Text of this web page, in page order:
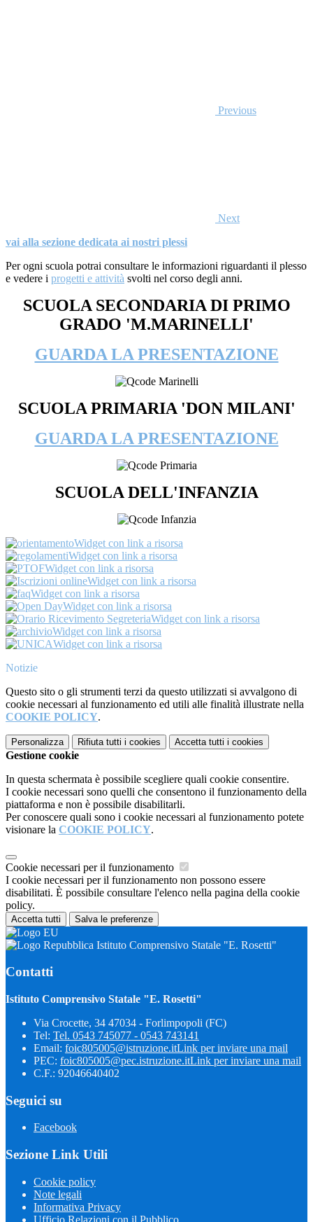
Previous
Next
vai alla sezione dedicata ai nostri plessi
Per ogni scuola potrai consultare le informazioni riguardanti il plesso
e vedere i progetti e attività svolti nel corso degli anni.
SCUOLA SECONDARIA DI PRIMO
GRADO 'M.MARINELLI'
GUARDA LA PRESENTAZIONE
SCUOLA PRIMARIA 'DON MILANI'
GUARDA LA PRESENTAZIONE
SCUOLA DELL'INFANZIA
Widget con link a risorsa
Widget con link a risorsa
Widget con link a risorsa
Widget con link a risorsa
Widget con link a risorsa
Widget con link a risorsa
Widget con link a risorsa
Widget con link a risorsa
Widget con link a risorsa
Notizie
Questo sito o gli strumenti terzi da questo utilizzati si avvalgono di
cookie necessari al funzionamento ed utili alle finalità illustrate nella
COOKIE POLICY.
Personalizza Rifiuta tutti i cookies Accetta tutti i cookies
Gestione cookie
In questa schermata è possibile scegliere quali cookie consentire.
I cookie necessari sono quelli che consentono il funzionamento della
piattaforma e non è possibile disabilitarli.
Per conoscere quali sono i cookie necessari al funzionamento potete
visionare la COOKIE POLICY.
Cookie necessari per il funzionamento
I cookie necessari per il funzionamento non possono essere
disabilitati. È possibile consultare l'elenco nella pagina della cookie
policy.
Accetta tutti Salva le preferenze
Istituto Comprensivo Statale "E. Rosetti"
Contatti
Istituto Comprensivo Statale "E. Rosetti"
Via Crocette, 34 47034 - Forlimpopoli (FC)
Tel: Tel. 0543 745077 - 0543 743141
Email: foic805005@istruzione.itLink per inviare una mail
PEC: foic805005@pec.istruzione.itLink per inviare una mail
C.F.: 92046640402
Seguici su
Facebook
Sezione Link Utili
Cookie policy
Note legali
Informativa Privacy
Ufficio Relazioni con il Pubblico